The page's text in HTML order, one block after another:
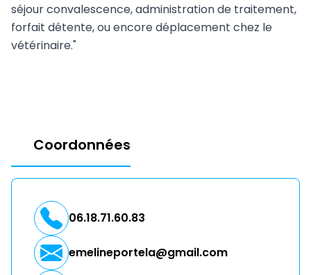
séjour convalescence, administration de traitement,
forfait détente, ou encore déplacement chez le
vétérinaire."
Coordonnées
06.18.71.60.83
emelineportela@gmail.com